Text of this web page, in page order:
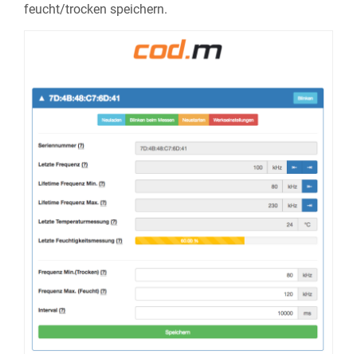
feucht/trocken speichern.